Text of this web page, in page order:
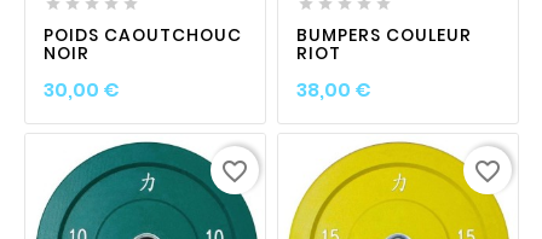
POIDS CAOUTCHOUC
NOIR
30,00 €Prix
BUMPERS COULEUR
RIOT
38,00 €Prix
favorite_border favorite_border